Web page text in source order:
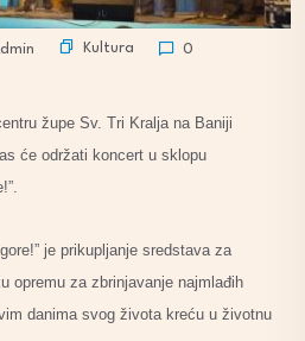
Kultura 0
župe Sv. Tri Kralja na Baniji
će održati koncert u sklopu
je prikupljanje sredstava za
opremu za zbrinjavanje najmlađih
danima svog života kreću u životnu